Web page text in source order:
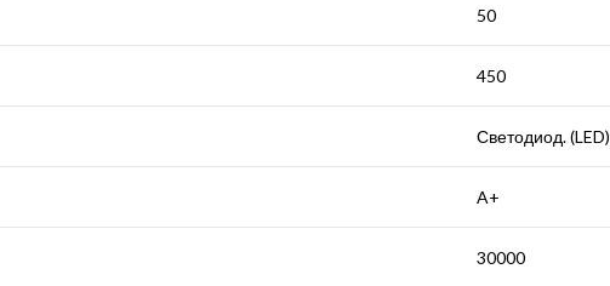
50
450
Светодиод. (LED)
A+
30000